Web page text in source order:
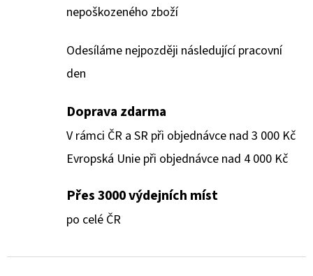
nepoškozeného zboží
Odesíláme nejpozději následující pracovní
den
Doprava zdarma
V rámci ČR a SR při objednávce nad 3 000 Kč
Evropská Unie při objednávce nad 4 000 Kč
Přes 3000 výdejních míst
po celé ČR